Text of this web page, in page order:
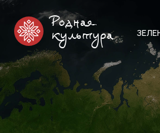
Родная
культура